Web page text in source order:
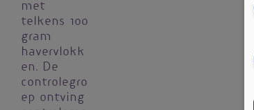
met
telkens 100
gram
havervlokk
en. De
controlegro
ep ontving